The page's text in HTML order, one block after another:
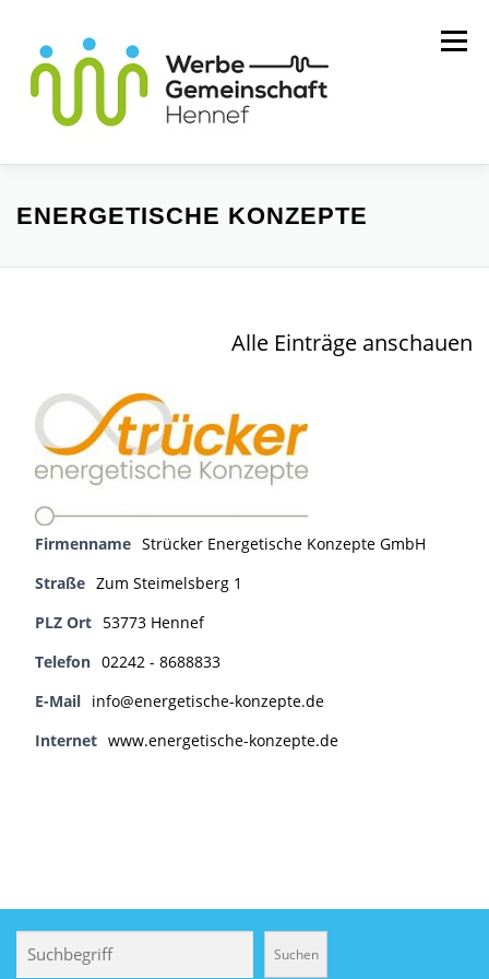
Inhalt
springen
Menü
MITGLIEDER WIR ÜBER UNS
ENERGETISCHE KONZEPTE
Alle Einträge anschauen
Firmenname Strücker Energetische Konzepte GmbH
Straße Zum Steimelsberg 1
PLZ Ort 53773 Hennef
Telefon 02242 - 8688833
E-Mail info@energetische-konzepte.de
Internet www.energetische-konzepte.de
Suchen
Suchen